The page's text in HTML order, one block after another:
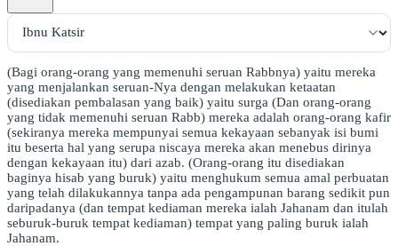
(Bagi orang-orang yang memenuhi seruan Rabbnya) yaitu mereka
yang menjalankan seruan-Nya dengan melakukan ketaatan
(disediakan pembalasan yang baik) yaitu surga (Dan orang-orang
yang tidak memenuhi seruan Rabb) mereka adalah orang-orang kafir
(sekiranya mereka mempunyai semua kekayaan sebanyak isi bumi
itu beserta hal yang serupa niscaya mereka akan menebus dirinya
dengan kekayaan itu) dari azab. (Orang-orang itu disediakan
baginya hisab yang buruk) yaitu menghukum semua amal perbuatan
yang telah dilakukannya tanpa ada pengampunan barang sedikit pun
daripadanya (dan tempat kediaman mereka ialah Jahanam dan itulah
seburuk-buruk tempat kediaman) tempat yang paling buruk ialah
Jahanam.